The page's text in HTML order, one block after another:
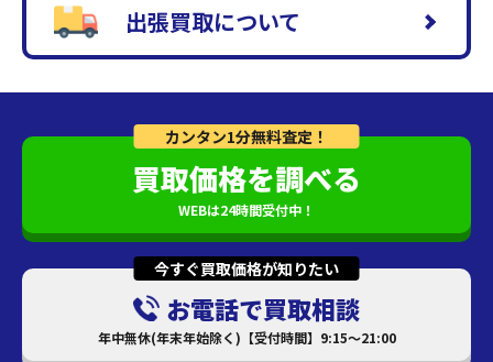
出張買取について
カンタン1分無料査定！
買取価格を調べる
WEBは24時間受付中！
今すぐ買取価格が知りたい
お電話で買取相談
年中無休(年末年始除く)【受付時間】9:15～21:00